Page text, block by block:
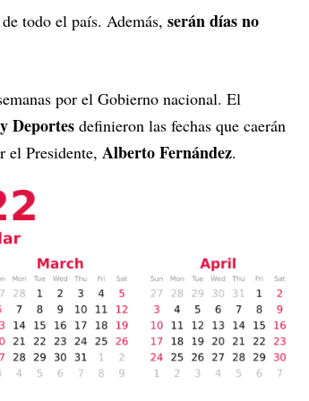
todo el país. Además, serán días no
por el Gobierno nacional. El
Deportes definieron las fechas que caerán
el Presidente, Alberto Fernández.